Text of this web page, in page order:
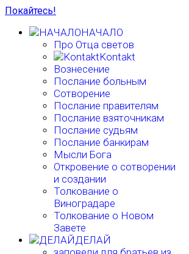
Покайтесь!
НАЧАЛО
Про Отца светов
Kontakt
Вознесение
Послание больным
Сотворение
Послание правителям
Послание взяточникам
Послание судьям
Послание банкирам
Мысли Бога
Откровение о сотворении
и создании
Толкование о
Виноградаре
Толкование о Новом
Завете
ДЕЛАЙ